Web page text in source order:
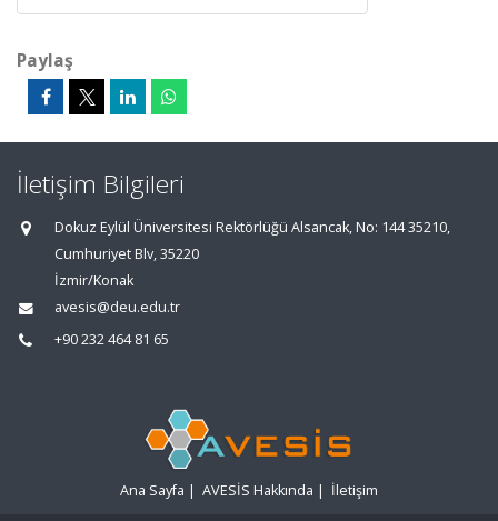
Paylaş
İletişim Bilgileri
Dokuz Eylül Üniversitesi Rektörlüğü Alsancak, No: 144 35210,
Cumhuriyet Blv, 35220
İzmir/Konak
avesis@deu.edu.tr
+90 232 464 81 65
Ana Sayfa | AVESİS Hakkında | İletişim